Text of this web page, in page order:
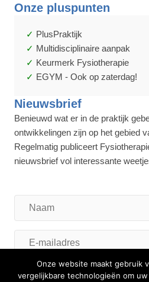
Onze pluspunten
PlusPraktijk
Multidisciplinaire aanpak
Keurmerk Fysiotherapie
EGYM - Ook op zaterdag!
Nieuwsbrief
Benieuwd wat er in de praktijk
ontwikkelingen zijn op het gebied
Regelmatig publiceert
nieuwsbrief vol interessante
mailadres
Onze website maakt gebruik
vergelijkbare technologieën om